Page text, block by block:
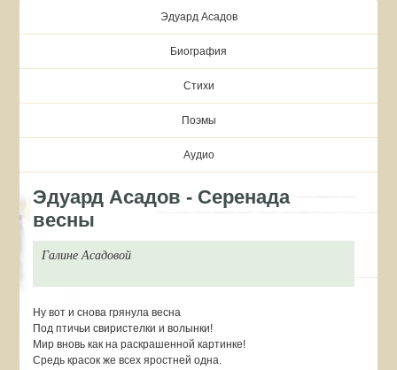
Эдуард Асадов
Биография
Стихи
Поэмы
Аудио
Эдуард Асадов - Серенада
весны
Галине Асадовой
Ну вот и снова грянула весна
Под птичьи свиристелки и волынки!
Мир вновь как на раскрашенной картинке!
Средь красок же всех яростней одна.